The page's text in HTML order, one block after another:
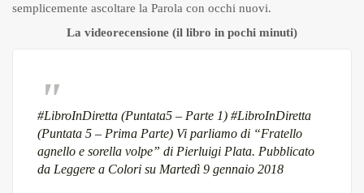
semplicemente ascoltare la Parola con occhi nuovi.
La videorecensione (il libro in pochi minuti)
#LibroInDiretta (Puntata5 – Parte 1) #LibroInDiretta
(Puntata 5 – Prima Parte) Vi parliamo di “Fratello
agnello e sorella volpe” di Pierluigi Plata. Pubblicato
da Leggere a Colori su Martedì 9 gennaio 2018